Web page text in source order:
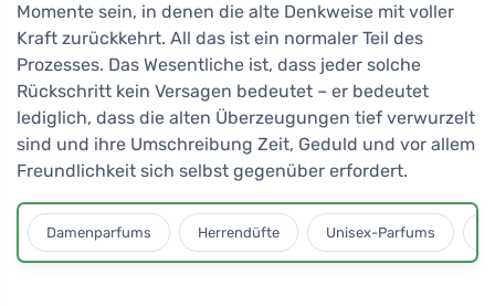
Momente sein, in denen die alte Denkweise mit voller
Kraft zurückkehrt. All das ist ein normaler Teil des
Prozesses. Das Wesentliche ist, dass jeder solche
Rückschritt kein Versagen bedeutet – er bedeutet
lediglich, dass die alten Überzeugungen tief verwurzelt
sind und ihre Umschreibung Zeit, Geduld und vor allem
Freundlichkeit sich selbst gegenüber erfordert.
Damenparfums Herrendüfte Unisex-Parfums